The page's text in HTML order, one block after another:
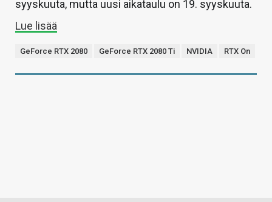
syyskuuta, mutta uusi aikataulu on 19. syyskuuta.
Lue lisää
GeForce RTX 2080 GeForce RTX 2080 Ti NVIDIA RTX On